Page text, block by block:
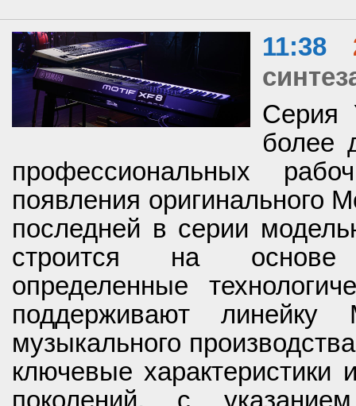
11:38
Серия
более
профессиональных
появления оригинального
последней в серии
строится на основе
определенные
поддерживают
музыкального
ключевые характеристики
поколений, с